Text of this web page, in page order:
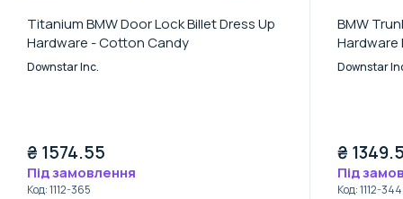
Titanium BMW Door Lock Billet Dress Up
Hardware - Cotton Candy
Downstar Inc.
₴ 1574.55
Під замовлення
Код:1112-365
BMW
Hardware
Downstar
₴
Під
Код:1112-344